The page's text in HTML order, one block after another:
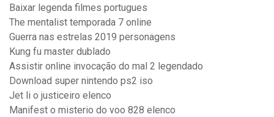
Baixar legenda filmes portugues
The mentalist temporada 7 online
Guerra nas estrelas 2019 personagens
Kung fu master dublado
Assistir online invocação do mal 2 legendado
Download super nintendo ps2 iso
Jet li o justiceiro elenco
Manifest o misterio do voo 828 elenco